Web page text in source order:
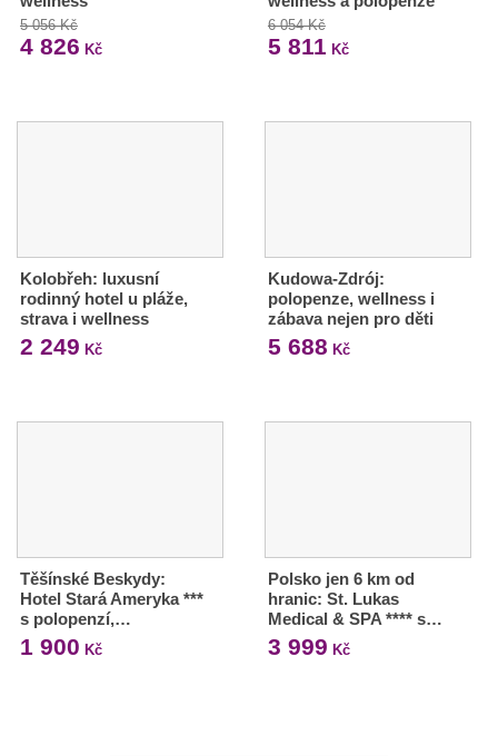
5 056 Kč
4 826 Kč
6 054 Kč
5 811 Kč
Kolobřeh: luxusní
rodinný hotel u pláže,
strava i wellness
2 249 Kč
Kudowa-Zdrój:
polopenze, wellness i
zábava nejen pro děti
5 688 Kč
Těšínské Beskydy:
Hotel Stará Ameryka ***
s polopenzí,…
1 900 Kč
Polsko jen 6 km od
hranic: St. Lukas
Medical & SPA **** s…
3 999 Kč